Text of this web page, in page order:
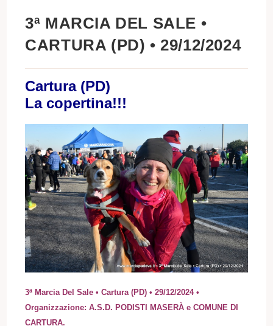
3ª MARCIA DEL SALE •
CARTURA (PD) • 29/12/2024
Cartura (PD)
La copertina!!!
3ª Marcia Del Sale • Cartura (PD) • 29/12/2024 •
Organizzazione: A.S.D. PODISTI MASERÀ e COMUNE DI
CARTURA.